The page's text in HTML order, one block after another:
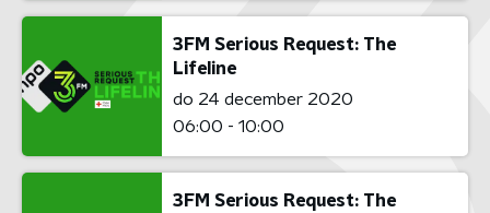
3FM Serious Request: The
Lifeline
do 24 december 2020
06:00 - 10:00
3FM Serious Request: The